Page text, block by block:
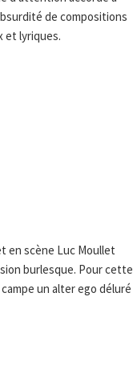
de compositions
et lyriques.
en scène Luc Moullet
burlesque. Pour cette
un alter ego déluré